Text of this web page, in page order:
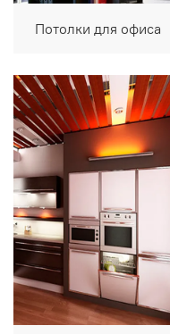
Потолки для офиса